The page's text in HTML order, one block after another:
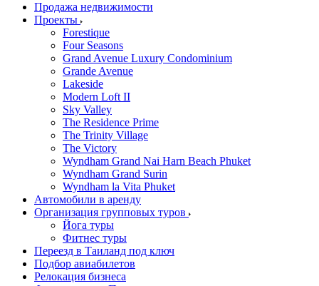
Продажа недвижимости
Проекты
Forestique
Four Seasons
Grand Avenue Luxury Condominium
Grande Avenue
Lakeside
Modern Loft II
Sky Valley
The Residence Prime
The Trinity Village
The Victory
Wyndham Grand Nai Harn Beach Phuket
Wyndham Grand Surin
Wyndham la Vita Phuket
Автомобили в аренду
Организация групповых туров
Йога туры
Фитнес туры
Переезд в Таиланд под ключ
Подбор авиабилетов
Релокация бизнеса